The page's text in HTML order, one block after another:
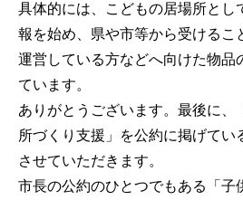
具体的には、こどもの居場所とし
報を始め、県や市等から受けるこ
運営している方などへ向けた物品
ています。
ありがとうございます。最後に、
所づくり支援」を公約に掲げてい
させていただきます。
市長の公約のひとつでもある「子